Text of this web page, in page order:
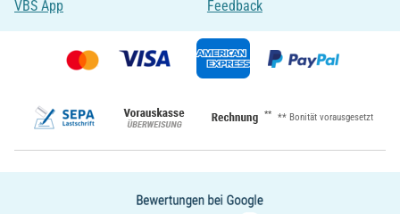
VBS App
Feedback
** ** Bonität vorausgesetzt